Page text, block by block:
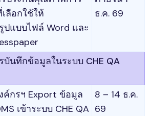
ลือกใช้ให้
ปแบบไฟล์ Word และ
ธ.ค. 69
บันทึกข้อมูลในระบบ CHE QA
ค์กรฯ Export ข้อมูล
เข้าระบบ CHE QA
8 – 14 ธ.ค.
69